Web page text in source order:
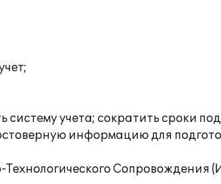
учета; сократить сроки
информацию для
Сопровождения